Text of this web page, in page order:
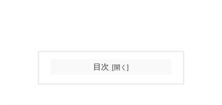
目次